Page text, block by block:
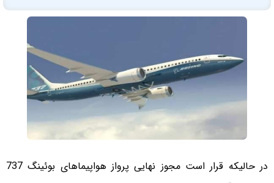
در حالیکه قرار است مجوز نهایی پرواز هواپیماهای بوئینگ 737